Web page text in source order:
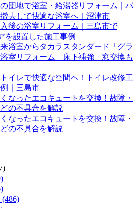
団地で浴室・給湯器リフォーム｜バ
去して快適な浴室へ｜沼津市
後の浴室リフォーム｜三島市で
を設置した施工事例
浴室からタカラスタンダード「グラ
室リフォーム｜床下補強・窓交換も
イレで快適な空間へ！トイレ改修工
｜三島市
なったエコキュートを交換！故障・
の不具合を解説
なったエコキュートを交換！故障・
の不具合を解説